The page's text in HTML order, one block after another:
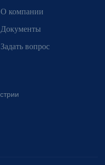
О компании
Документы
Задать вопрос